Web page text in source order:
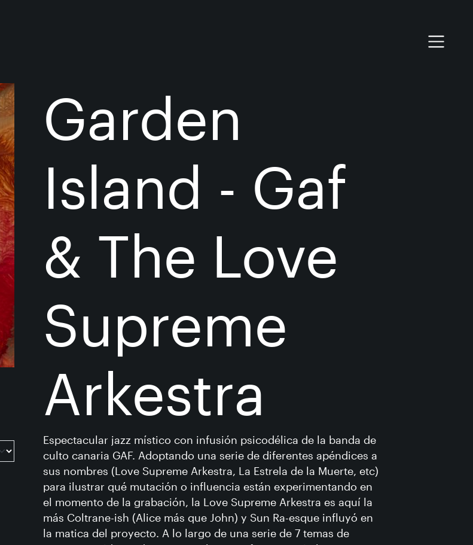
Garden
Island - Gaf
& The Love
Supreme
Arkestra
Espectacular jazz místico con infusión psicodélica de la banda de
culto canaria GAF. Adoptando una serie de diferentes apéndices a
sus nombres (Love Supreme Arkestra, La Estrela de la Muerte, etc)
para ilustrar qué mutación o influencia están experimentando en
el momento de la grabación, la Love Supreme Arkestra es aquí la
más Coltrane-ish (Alice más que John) y Sun Ra-esque influyó en
la matica del proyecto. A lo largo de una serie de 7 temas de